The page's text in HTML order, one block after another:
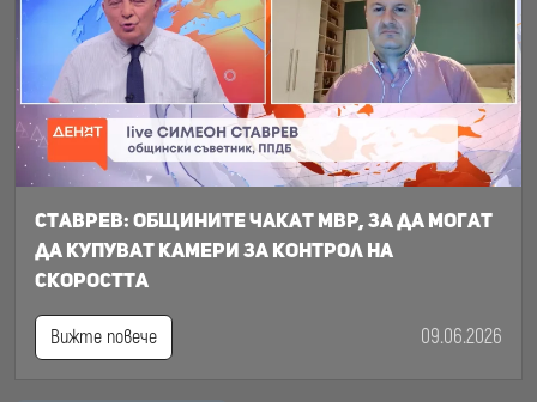
Ставрев: общините чакат МВР, за да могат
да купуват камери за контрол на
скоростта
Вижте повече 09.06.2026